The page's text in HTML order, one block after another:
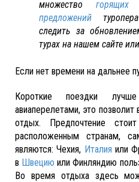
множество горящих
предложений
следить за
турах на нашем сайте
Если нет времени на дальнее
Короткие поездки
авиаперелетами, это
отдых. Предпочтение
расположенным странам,
являются: Чехия, Италия или
в Швецию или Финляндию
Во время отдыха здесь